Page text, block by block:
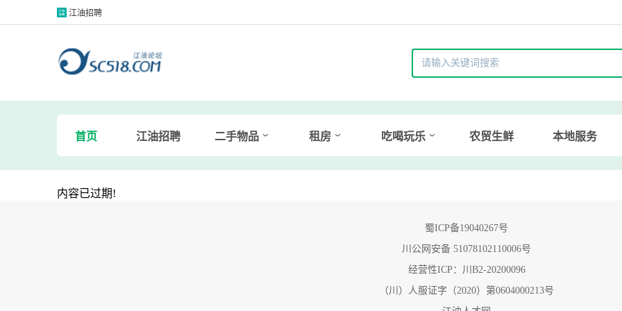
江油招聘
首页 江油招聘 二手物品 租房 吃喝玩乐 农贸生鲜 本地服务
内容已过期!
蜀ICP备19040267号
川公网安备 51078102110006号
经营性ICP：川B2-20200096
（川）人服证字（2020）第0604000213号